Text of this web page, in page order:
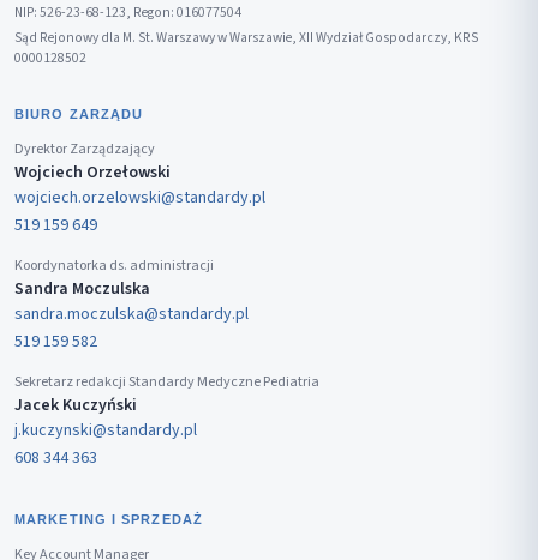
NIP: 526-23-68-123, Regon: 016077504
Sąd Rejonowy dla M. St. Warszawy w Warszawie, XII Wydział Gospodarczy, KRS
0000128502
BIURO ZARZĄDU
Dyrektor Zarządzający
Wojciech Orzełowski
wojciech.orzelowski@standardy.pl
519 159 649
Koordynatorka ds. administracji
Sandra Moczulska
sandra.moczulska@standardy.pl
519 159 582
Sekretarz redakcji Standardy Medyczne Pediatria
Jacek Kuczyński
j.kuczynski@standardy.pl
608 344 363
MARKETING I SPRZEDAŻ
Key Account Manager